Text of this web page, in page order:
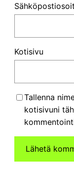
Kotisivu
Tallenna
kotisivuni